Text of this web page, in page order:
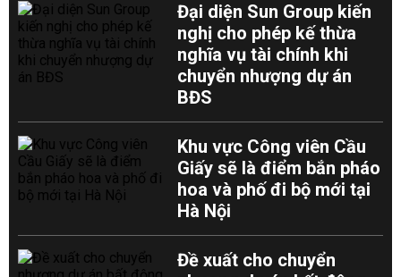
Đại diện Sun Group kiến
nghị cho phép kế thừa
nghĩa vụ tài chính khi
chuyển nhượng dự án
BĐS
Khu vực Công viên Cầu
Giấy sẽ là điểm bắn pháo
hoa và phố đi bộ mới tại
Hà Nội
Đề xuất cho chuyển